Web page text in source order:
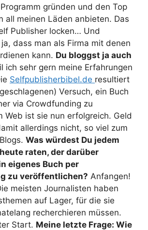
gründen und den Top
all meinen Läden anbieten. Das
Publisher locken… Und
dass man als Firma mit denen
kann. Du bloggst ja auch
ich sehr gern meine Erfahrungen
Selfpublisherbibel.de resultiert
Versuch, ein Buch
via Crowdfunding zu
Web ist sie nun erfolgreich. Geld
allerdings nicht, so viel zum
Was würdest Du jedem
raten, der darüber
eigenes Buch per
zu veröffentlichen? Anfangen!
meisten Journalisten haben
auf Lager, für die sie
recherchieren müssen.
Start. Meine letzte Frage: Wie